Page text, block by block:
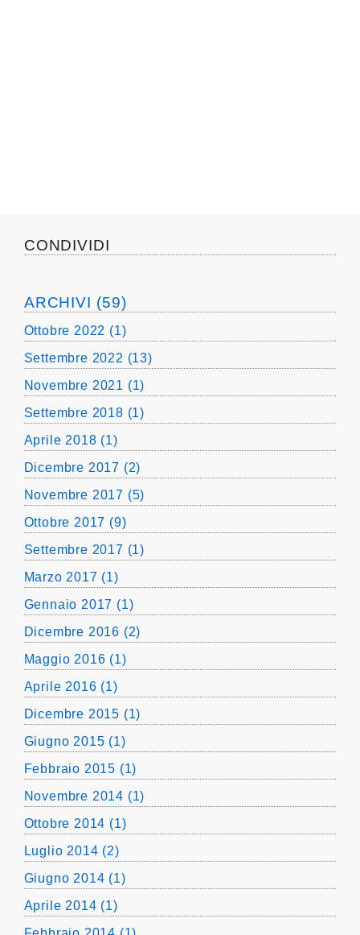
CONDIVIDI
ARCHIVI (59)
Ottobre 2022 (1)
Settembre 2022 (13)
Novembre 2021 (1)
Settembre 2018 (1)
Aprile 2018 (1)
Dicembre 2017 (2)
Novembre 2017 (5)
Ottobre 2017 (9)
Settembre 2017 (1)
Marzo 2017 (1)
Gennaio 2017 (1)
Dicembre 2016 (2)
Maggio 2016 (1)
Aprile 2016 (1)
Dicembre 2015 (1)
Giugno 2015 (1)
Febbraio 2015 (1)
Novembre 2014 (1)
Ottobre 2014 (1)
Luglio 2014 (2)
Giugno 2014 (1)
Aprile 2014 (1)